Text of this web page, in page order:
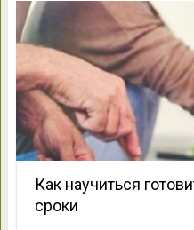
Как научиться
сроки